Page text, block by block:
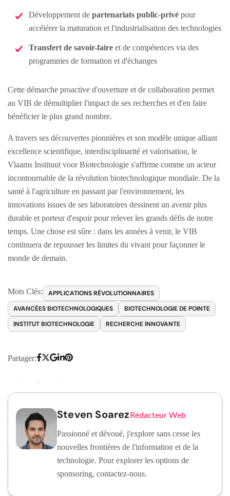
Développement de partenariats public-privé pour
accélérer la maturation et l'industrialisation des technologies
Transfert de savoir-faire et de compétences via des
programmes de formation et d'échanges
Cette démarche proactive d'ouverture et de collaboration permet
au VIB de démultiplier l'impact de ses recherches et d'en faire
bénéficier le plus grand nombre.
A travers ses découvertes pionnières et son modèle unique alliant
excellence scientifique, interdisciplinarité et valorisation, le
Vlaams Instituut voor Biotechnologie s'affirme comme un acteur
incontournable de la révolution biotechnologique mondiale. De la
santé à l'agriculture en passant par l'environnement, les
innovations issues de ses laboratoires dessinent un avenir plus
durable et porteur d'espoir pour relever les grands défis de notre
temps. Une chose est sûre : dans les années à venir, le VIB
continuera de repousser les limites du vivant pour façonner le
monde de demain.
Mots Clés:
APPLICATIONS RÉVOLUTIONNAIRES
AVANCÉES BIOTECHNOLOGIQUES
BIOTECHNOLOGIE DE POINTE
INSTITUT BIOTECHNOLOGIE
RECHERCHE INNOVANTE
Partager:
Steven SoarezRédacteur Web
Passionné et dévoué, j'explore sans cesse les
nouvelles frontières de l'information et de la
technologie. Pour explorer les options de
sponsoring, contactez-nous.